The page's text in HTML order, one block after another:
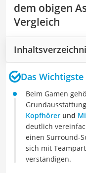
dem obigen
Vergleich
Das
Beim Gamen
Kopfhörer und
deutlich
einen Surround-
sich mit
verständigen.